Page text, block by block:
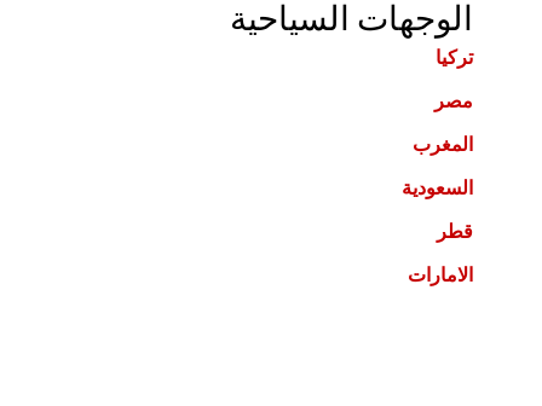
الوجهات السياحية
تركيا
مصر
المغرب
السعودية
قطر
الامارات